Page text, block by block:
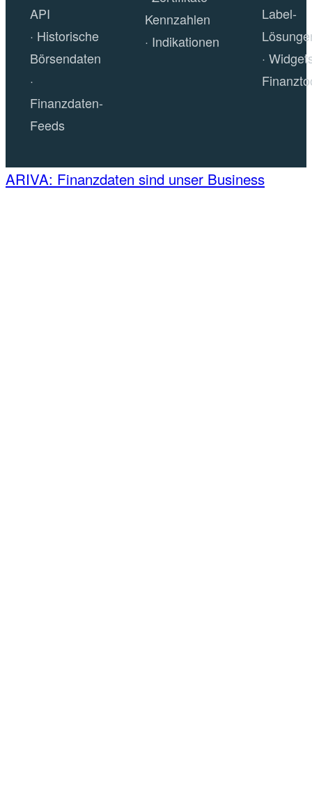
API
Historische
Börsendaten
Finanzdaten-
Feeds
Kennzahlen
Indikationen
Label-
ARIVA: Finanzdaten sind unser Business